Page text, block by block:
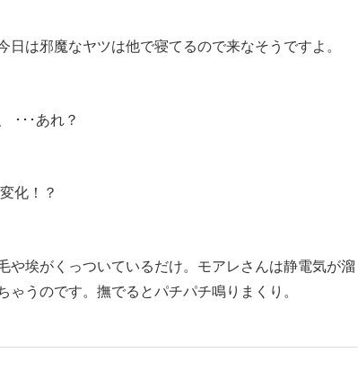
は邪魔なヤツは他で寝てるので来なそうですよ。
･･･あれ？
化！？
や埃がくっついているだけ。モアレさんは静電気が溜
うのです。撫でるとパチパチ鳴りまくり。